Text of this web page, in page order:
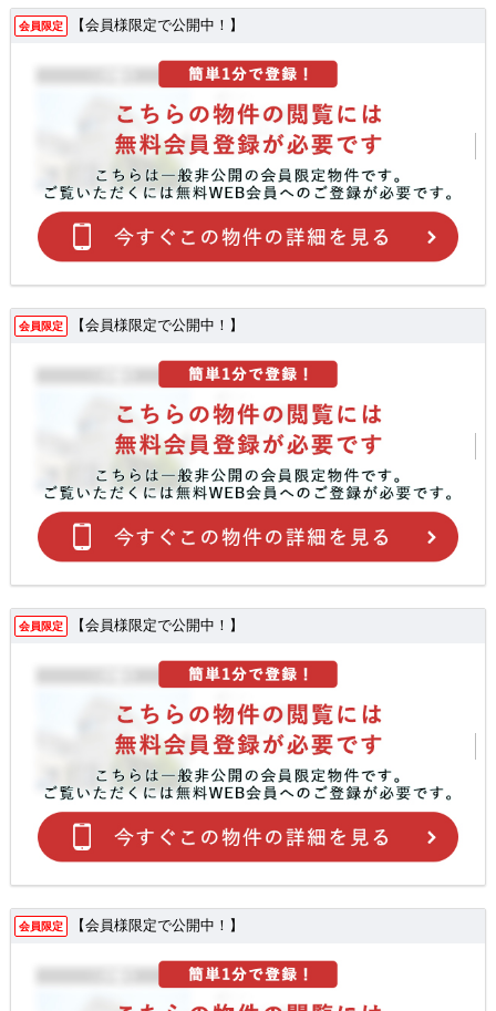
会員限定 【会員様限定で公開中！】
会員限定 【会員様限定で公開中！】
会員限定 【会員様限定で公開中！】
会員限定 【会員様限定で公開中！】